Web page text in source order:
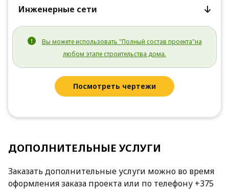
Инженерные сети
Вы можете использовать "Полный состав проекта"на
любом этапе строительства дома.
Посмотреть чертежи
ДОПОЛНИТЕЛЬНЫЕ УСЛУГИ
Заказать дополнительные услуги можно во время
оформления заказа проекта или по телефону +375